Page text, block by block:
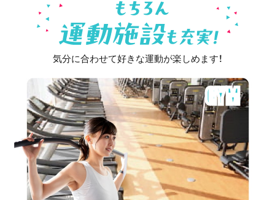
気分に合わせて好きな運動が楽しめます！
GYM